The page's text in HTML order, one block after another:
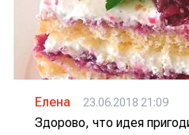
Елена 23.06.2018 21:09
Здорово, что идея